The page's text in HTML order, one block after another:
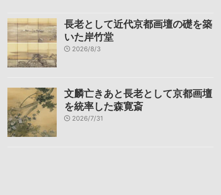
長老として近代京都画壇の礎を築
いた岸竹堂
2026/8/3
文麟亡きあと長老として京都画壇
を統率した森寛斎
2026/7/31